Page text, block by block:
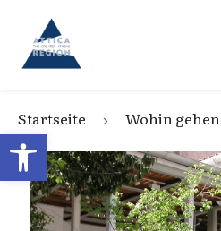
Open toolbar
Go to home
Startseite Wohin gehen